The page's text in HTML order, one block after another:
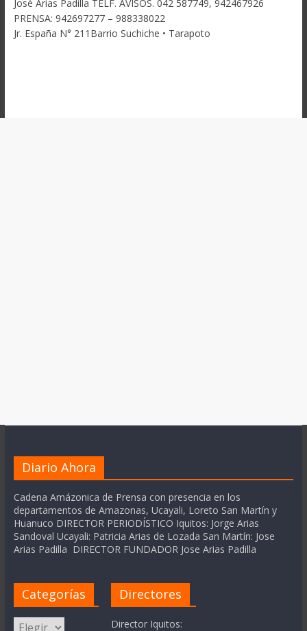
José Arias Padilla TELF. AVISOS. 042 587749, 942467926
PRENSA: 942697277 – 988338022
Jr. España N° 211Barrio Suchiche • Tarapoto
Diario Ahora
Cadena Amázonica de Prensa con presencia en los
departamentos de Amazonas, Ucayali, Loreto San Martín y
Huanuco DIRECTOR PERIODÍSTICO Iquitos: Jorge Arias
Sandoval Ucayali: Patricia Arias de Lozada San Martín: Jose
Arias Padilla DIRECTOR FUNDADOR Jose Arias Padilla
Categorías
Categorías
Directores
Director Iquitos: